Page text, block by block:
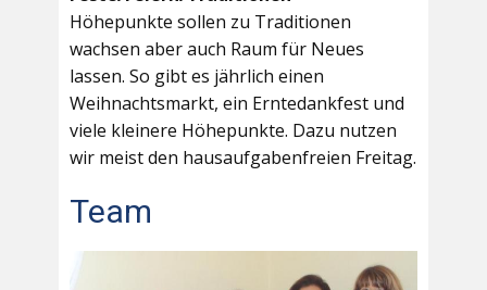
Höhepunkte sollen zu Traditionen
wachsen aber auch Raum für Neues
lassen. So gibt es jährlich einen
Weihnachtsmarkt, ein Erntedankfest und
viele kleinere Höhepunkte. Dazu nutzen
wir meist den hausaufgabenfreien Freitag.
Team